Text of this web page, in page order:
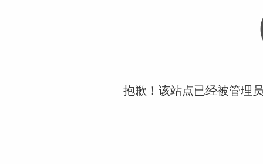
抱歉！该站点已经被管理